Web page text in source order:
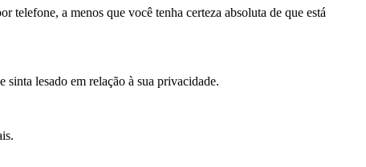
telefone, a menos que você tenha certeza absoluta de que está
lesado em relação à sua privacidade.